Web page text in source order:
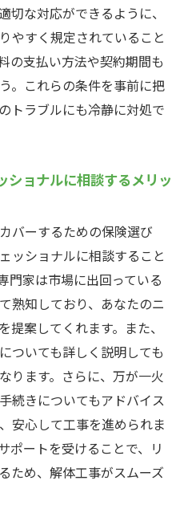
切な対応ができるように、
やすく規定されていること
の支払い方法や契約期間も
。これらの条件を事前に把
トラブルにも冷静に対処で
ショナルに相談するメリッ
バーするための保険選び
ッショナルに相談すること
門家は市場に出回っている
熟知しており、あなたのニ
案してくれます。また、
ついても詳しく説明しても
ります。さらに、万が一火
続きについてもアドバイス
安心して工事を進められま
ポートを受けることで、リ
ため、解体工事がスムーズ